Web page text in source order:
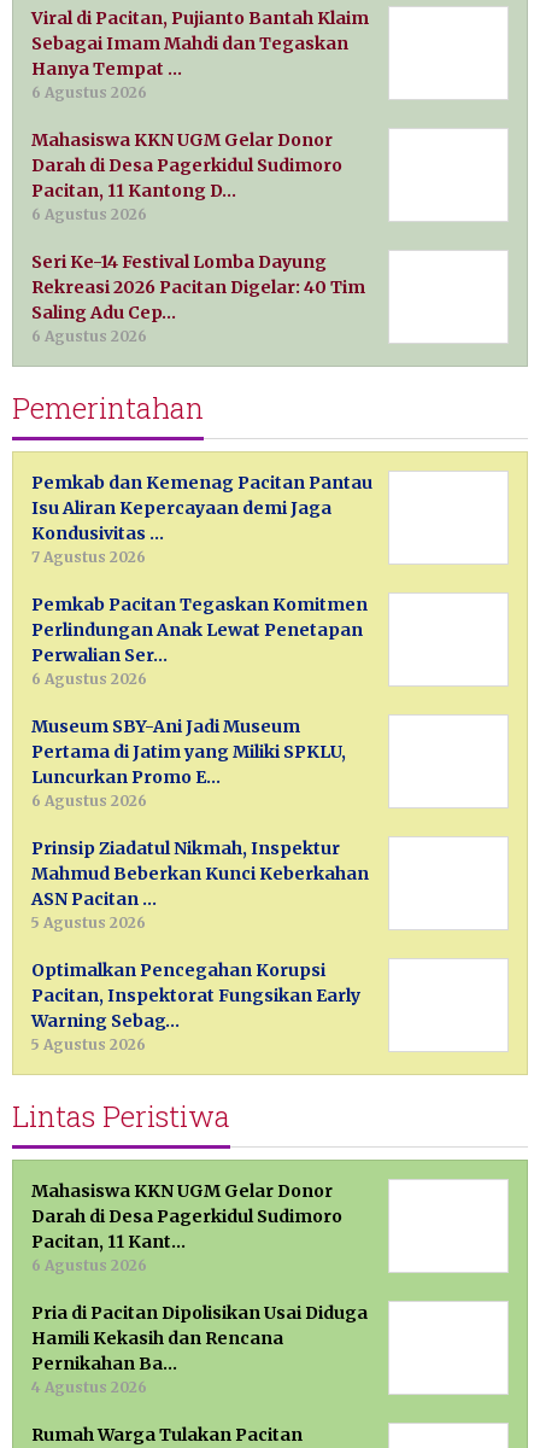
Viral di Pacitan, Pujianto Bantah Klaim
Sebagai Imam Mahdi dan Tegaskan
Hanya Tempat …
6 Agustus 2026
Mahasiswa KKN UGM Gelar Donor
Darah di Desa Pagerkidul Sudimoro
Pacitan, 11 Kantong D…
6 Agustus 2026
Seri Ke-14 Festival Lomba Dayung
Rekreasi 2026 Pacitan Digelar: 40 Tim
Saling Adu Cep…
6 Agustus 2026
Pemerintahan
Pemkab dan Kemenag Pacitan Pantau
Isu Aliran Kepercayaan demi Jaga
Kondusivitas …
7 Agustus 2026
Pemkab Pacitan Tegaskan Komitmen
Perlindungan Anak Lewat Penetapan
Perwalian Ser…
6 Agustus 2026
Museum SBY-Ani Jadi Museum
Pertama di Jatim yang Miliki SPKLU,
Luncurkan Promo E…
6 Agustus 2026
Prinsip Ziadatul Nikmah, Inspektur
Mahmud Beberkan Kunci Keberkahan
ASN Pacitan …
5 Agustus 2026
Optimalkan Pencegahan Korupsi
Pacitan, Inspektorat Fungsikan Early
Warning Sebag…
5 Agustus 2026
Lintas Peristiwa
Mahasiswa KKN UGM Gelar Donor
Darah di Desa Pagerkidul Sudimoro
Pacitan, 11 Kant…
6 Agustus 2026
Pria di Pacitan Dipolisikan Usai Diduga
Hamili Kekasih dan Rencana
Pernikahan Ba…
4 Agustus 2026
Rumah Warga Tulakan Pacitan